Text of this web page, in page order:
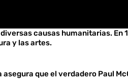
causas humanitarias. En
y las artes.
que el verdadero Paul